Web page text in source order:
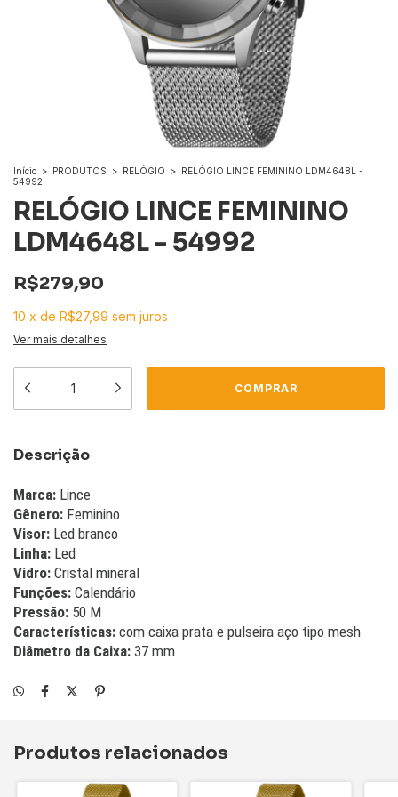
Início > PRODUTOS > RELÓGIO > RELÓGIO LINCE FEMININO LDM4648L -
54992
RELÓGIO LINCE FEMININO
LDM4648L - 54992
R$279,90
10 x de R$27,99 sem juros
Ver mais detalhes
Descrição
Marca: Lince
Gênero: Feminino
Visor: Led branco
Linha: Led
Vidro: Cristal mineral
Funções: Calendário
Pressão: 50 M
Características: com caixa prata e pulseira aço tipo mesh
Diâmetro da Caixa: 37 mm
Produtos relacionados